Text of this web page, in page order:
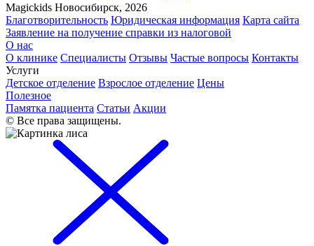
Magickids Новосибирск, 2026
Благотворительность Юридическая информация Карта сайта
Заявление на получение справки из налоговой
О нас
О клинике Специалисты Отзывы Частые вопросы Контакты
Услуги
Детское отделение Взрослое отделение Цены
Полезное
Памятка пациента Статьи Акции
© Все права защищены.